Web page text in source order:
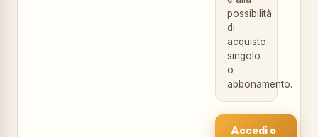
possibilità
di
acquisto
singolo
o
abbonamento.
Accedi o